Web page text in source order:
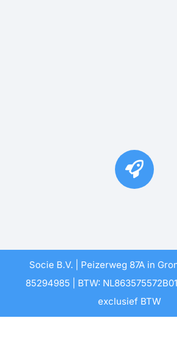
Socie B.V. | Peizerweg 87A in
85294985 | BTW:
exclusief BTW